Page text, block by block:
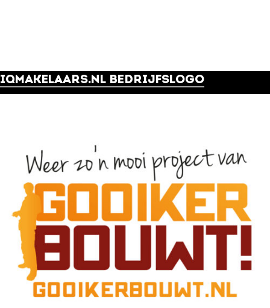
IQMAKELAARS.NL BEDRIJFSLOGO